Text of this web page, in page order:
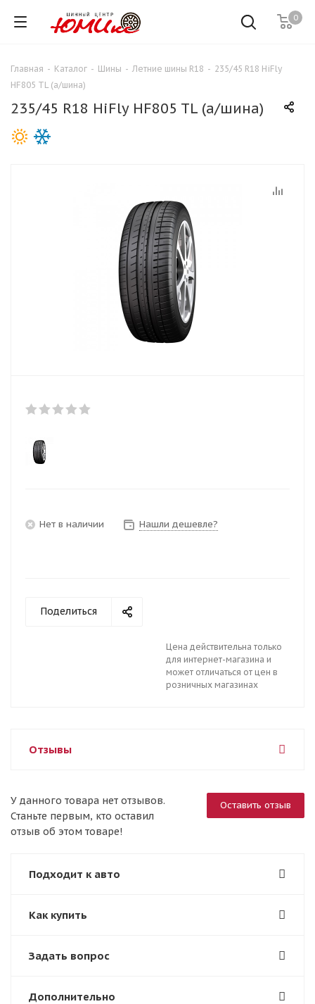
0
Главная - Каталог - Шины - Летние шины R18 - 235/45 R18 HiFly
HF805 TL (а/шина)
235/45 R18 HiFly HF805 TL (а/шина)
Нет в наличии Нашли дешевле?
Поделиться
Цена действительна только
для интернет-магазина и
может отличаться от цен в
розничных магазинах
Отзывы
Оставить отзыв
У данного товара нет отзывов.
Станьте первым, кто оставил
отзыв об этом товаре!
Подходит к авто
Как купить
Задать вопрос
Дополнительно